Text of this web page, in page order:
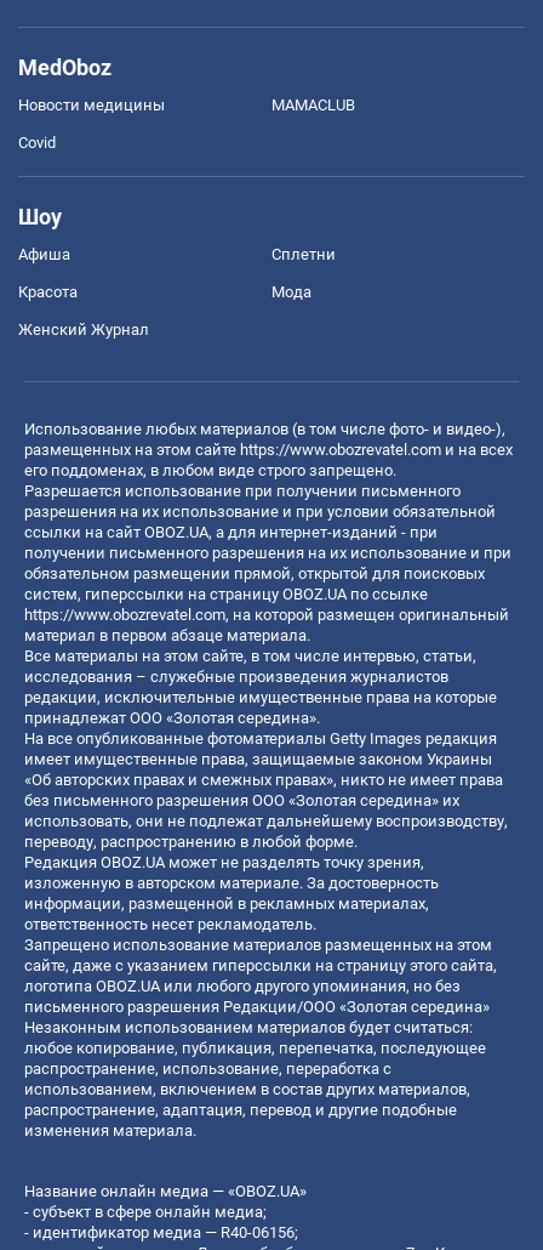
MedOboz
Новости медицины MAMACLUB
Covid
Шоу
Афиша Сплетни
Красота Мода
Женский Журнал
Использование любых материалов (в том числе фото- и видео-),
размещенных на этом сайте https://www.obozrevatel.com и на всех
его поддоменах, в любом виде строго запрещено.
Разрешается использование при получении письменного
разрешения на их использование и при условии обязательной
ссылки на сайт OBOZ.UA, а для интернет-изданий - при
получении письменного разрешения на их использование и при
обязательном размещении прямой, открытой для поисковых
систем, гиперссылки на страницу OBOZ.UA по ссылке
https://www.obozrevatel.com, на которой размещен оригинальный
материал в первом абзаце материала.
Все материалы на этом сайте, в том числе интервью, статьи,
исследования – служебные произведения журналистов
редакции, исключительные имущественные права на которые
принадлежат ООО «Золотая середина».
На все опубликованные фотоматериалы Getty Images редакция
имеет имущественные права, защищаемые законом Украины
«Об авторских правах и смежных правах», никто не имеет права
без письменного разрешения ООО «Золотая середина» их
использовать, они не подлежат дальнейшему воспроизводству,
переводу, распространению в любой форме.
Редакция OBOZ.UA может не разделять точку зрения,
изложенную в авторском материале. За достоверность
информации, размещенной в рекламных материалах,
ответственность несет рекламодатель.
Запрещено использование материалов размещенных на этом
сайте, даже с указанием гиперссылки на страницу этого сайта,
логотипа OBOZ.UA или любого другого упоминания, но без
письменного разрешения Редакции/ООО «Золотая середина»
Незаконным использованием материалов будет считаться:
любое копирование, публикация, перепечатка, последующее
распространение, использование, переработка с
использованием, включением в состав других материалов,
распространение, адаптация, перевод и другие подобные
изменения материала.
Название онлайн медиа — «OBOZ.UA»
- субъект в сфере онлайн медиа;
- идентификатор медиа — R40-06156;